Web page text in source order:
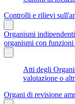
Controlli e rilievi
Organismi
organismi con funzioni
Atti degli
valutazione o
Organi di revisione